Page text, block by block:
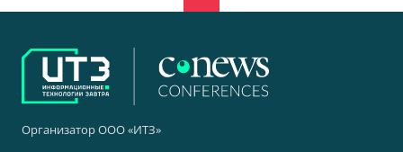
Организатор ООО «ИТЗ»